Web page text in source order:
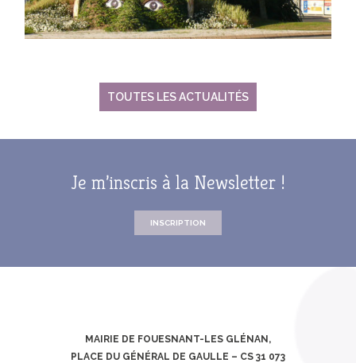
TOUTES LES ACTUALITÉS
Je m’inscris à la Newsletter !
INSCRIPTION
MAIRIE DE FOUESNANT-LES GLÉNAN,
PLACE DU GÉNÉRAL DE GAULLE – CS 31 073